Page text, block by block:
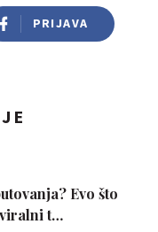
PRIJAVA
Evo što
viralni t…